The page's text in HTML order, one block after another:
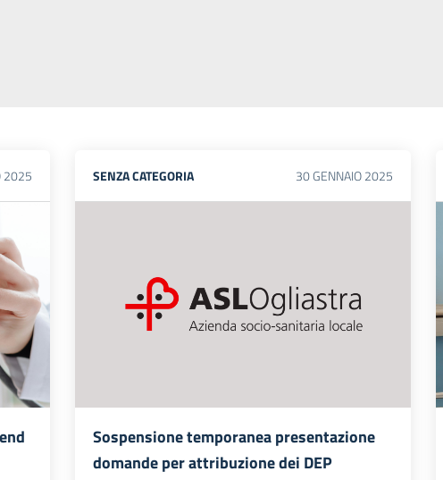
2025 SENZA CATEGORIA 30GENNAIO2025
Sospensione temporanea presentazione
domande per attribuzione dei DEP